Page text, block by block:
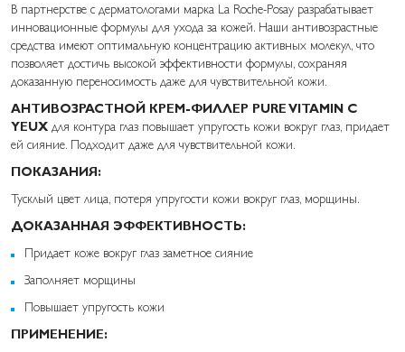
В партнерстве с дерматологами марка La Roche-Posay разрабатывает
инновационные формулы для ухода за кожей. Наши антивозрастные
средства имеют оптимальную концентрацию активных молекул, что
позволяет достичь высокой эффективности формулы, сохраняя
доказанную переносимость даже для чувствительной кожи.
АНТИВОЗРАСТНОЙ КРЕМ-ФИЛЛЕР PURE VITAMIN C
YEUX для контура глаз повышает упругость кожи вокруг глаз, придает
ей сияние. Подходит даже для чувствительной кожи.
ПОКАЗАНИЯ:
Тусклый цвет лица, потеря упругости кожи вокруг глаз, морщины.
ДОКАЗАННАЯ ЭФФЕКТИВНОСТЬ:
Придает коже вокруг глаз заметное сияние
Заполняет морщины
Повышает упругость кожи
ПРИМЕНЕНИЕ: